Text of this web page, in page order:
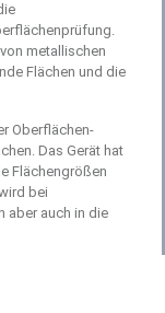
metallischen
Flächen und die
Oberflächen-
Das Gerät hat
Flächengrößen
bei
aber auch in die